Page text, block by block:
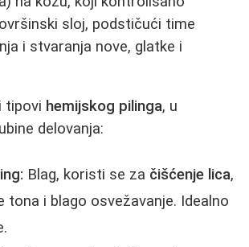
sloj, podstičući time
i stvaranja nove, glatke i
tipovi hemijskog pilinga, u
delovanja:
Blag, koristi se za čišćenje lica,
tona i blago osvežavanje. Idealno